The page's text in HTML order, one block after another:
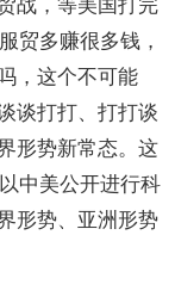
战，等美国打完
贸多赚很多钱，
，这个不可能
谈打打、打打谈
形势新常态。这
中美公开进行科
形势、亚洲形势